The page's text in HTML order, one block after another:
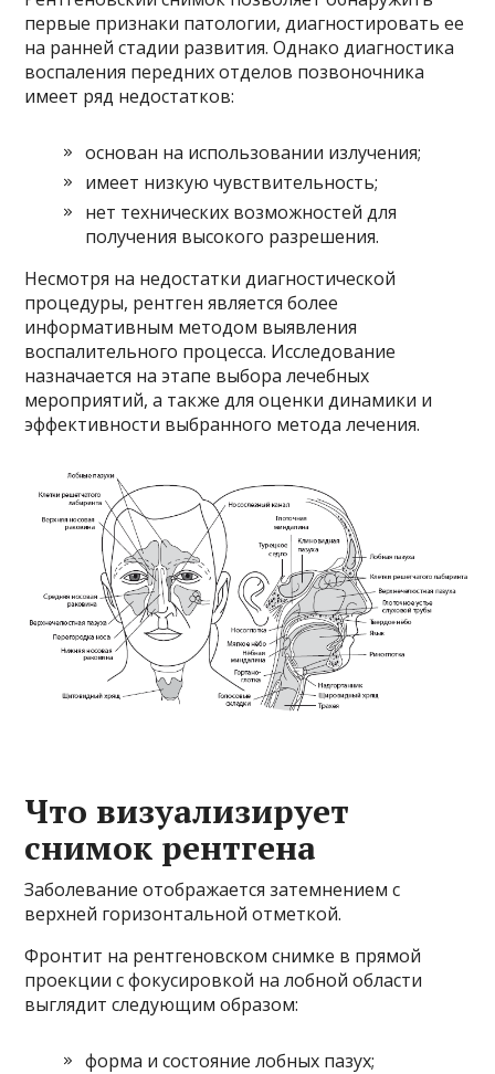
первые признаки патологии, диагностировать ее
на ранней стадии развития. Однако диагностика
воспаления передних отделов позвоночника
имеет ряд недостатков:
основан на использовании излучения;
имеет низкую чувствительность;
нет технических возможностей для
получения высокого разрешения.
Несмотря на недостатки диагностической
процедуры, рентген является более
информативным методом выявления
воспалительного процесса. Исследование
назначается на этапе выбора лечебных
мероприятий, а также для оценки динамики и
эффективности выбранного метода лечения.
Что визуализирует
снимок рентгена
Заболевание отображается затемнением с
верхней горизонтальной отметкой.
Фронтит на рентгеновском снимке в прямой
проекции с фокусировкой на лобной области
выглядит следующим образом:
форма и состояние лобных пазух;